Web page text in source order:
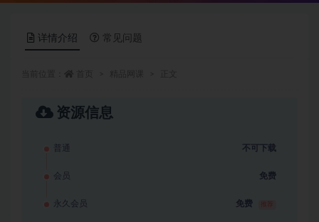
详情介绍 常见问题
资源信息
普通 不可下载
会员 免费
永久会员 免费